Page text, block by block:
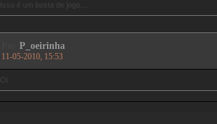
Isso é um bosta de jogo....
P_oeirinha
11-05-2010, 15:53
Oi